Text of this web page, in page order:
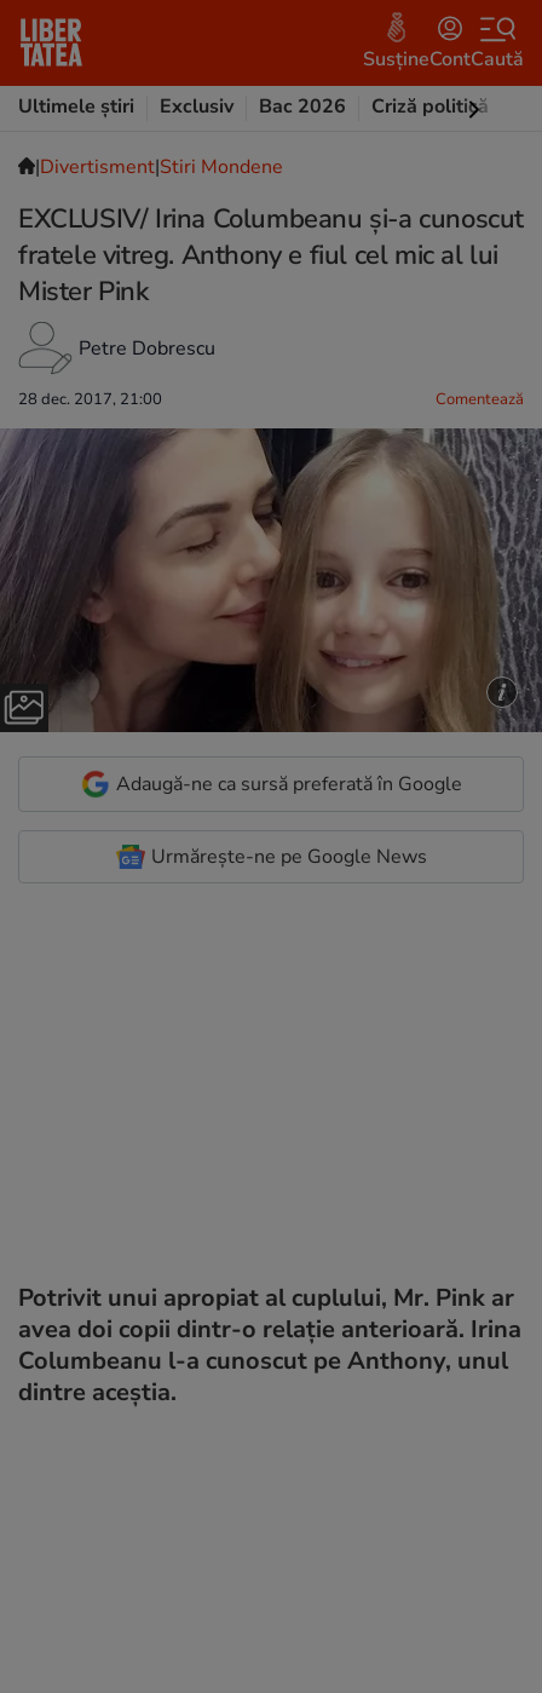
SusțineContCaută
Ultimele știri
Exclusiv Bac 2026 Criză politică
|Divertisment|Stiri Mondene
EXCLUSIV/ Irina Columbeanu și-a cunoscut
fratele vitreg. Anthony e fiul cel mic al lui
Mister Pink
Petre Dobrescu
28 dec. 2017, 21:00 Comentează
Adaugă-ne ca sursă preferată în Google
Urmărește-ne pe Google News
Potrivit unui apropiat al cuplului, Mr. Pink ar
avea doi copii dintr-o relație anterioară. Irina
Columbeanu l-a cunoscut pe Anthony, unul
dintre aceștia.